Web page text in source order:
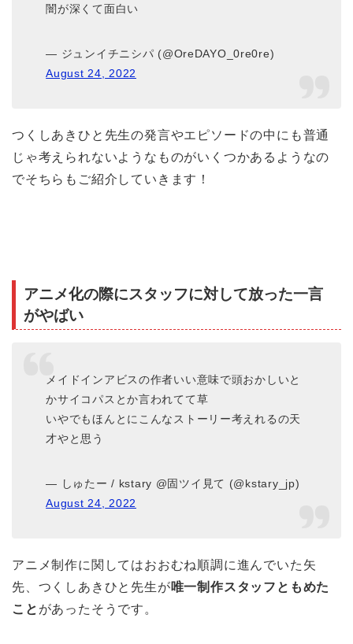
闇が深くて面白い
— ジュンイチニシパ (@OreDAYO_0re0re)
August 24, 2022
つくしあきひと先生の発言やエピソードの中にも普通
じゃ考えられないようなものがいくつかあるようなの
でそちらもご紹介していきます！
アニメ化の際にスタッフに対して放った一言
がやばい
メイドインアビスの作者いい意味で頭おかしいと
かサイコパスとか言われてて草
いやでもほんとにこんなストーリー考えれるの天
才やと思う
— しゅたー / kstary @固ツイ見て (@kstary_jp)
August 24, 2022
アニメ制作に関してはおおむね順調に進んでいた矢
先、つくしあきひと先生が唯一制作スタッフともめた
こと があったそうです。